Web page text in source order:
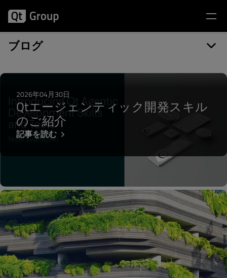
ブログ
記事カテゴリー: Migration
2026年04月30日
Qtエージェンティック開発スキル
のご紹介
記事を読む